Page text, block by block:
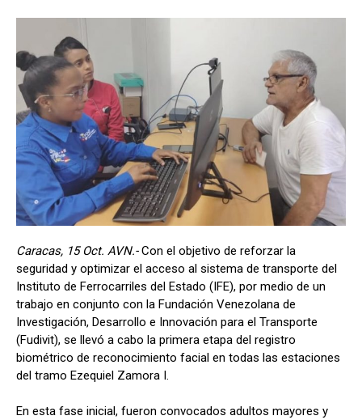
Caracas, 15 Oct. AVN.-Con el objetivo de reforzar la
seguridad y optimizar el acceso al sistema de transporte del
Instituto de Ferrocarriles del Estado (IFE), por medio de un
trabajo en conjunto con la Fundación Venezolana de
Investigación, Desarrollo e Innovación para el Transporte
(Fudivit), se llevó a cabo la primera etapa del registro
biométrico de reconocimiento facial en todas las estaciones
del tramo Ezequiel Zamora I.
En esta fase inicial, fueron convocados adultos mayores y